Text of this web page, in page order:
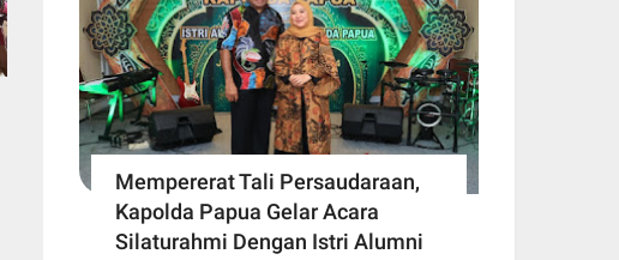
Mempererat Tali Persaudaraan,
Kapolda Papua Gelar Acara
Silaturahmi Dengan Istri Alumni